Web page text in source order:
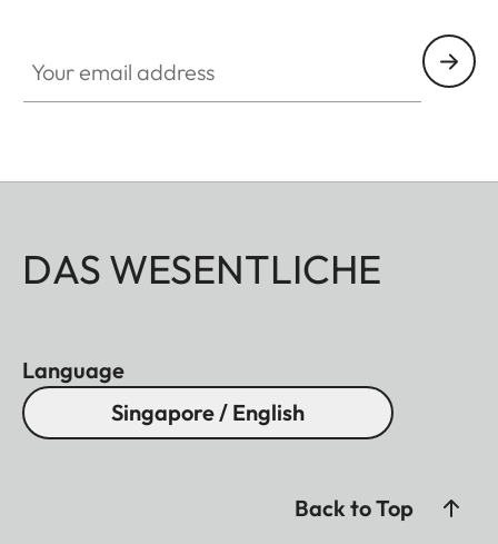
DAS WESENTLICHE
Language
Singapore / English
Back to Top